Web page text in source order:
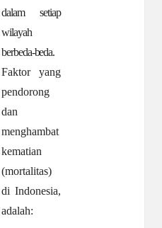
dalam setiap
wilayah
berbeda-beda.
Faktor
yang
pendorong
dan
menghambat
kematian
(mortalitas)
di Indonesia,
adalah: